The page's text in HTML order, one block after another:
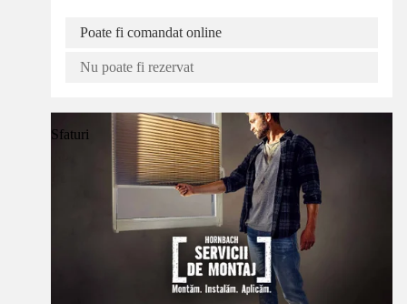
Poate fi comandat online
Nu poate fi rezervat
Sfaturi